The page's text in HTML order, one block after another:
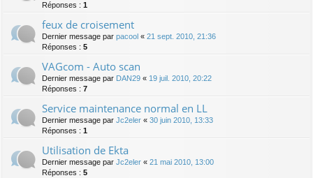
Réponses : 1
feux de croisement
Dernier message par pacool « 21 sept. 2010, 21:36
Réponses : 5
VAGcom - Auto scan
Dernier message par DAN29 « 19 juil. 2010, 20:22
Réponses : 7
Service maintenance normal en LL
Dernier message par Jc2eler « 30 juin 2010, 13:33
Réponses : 1
Utilisation de Ekta
Dernier message par Jc2eler « 21 mai 2010, 13:00
Réponses : 5